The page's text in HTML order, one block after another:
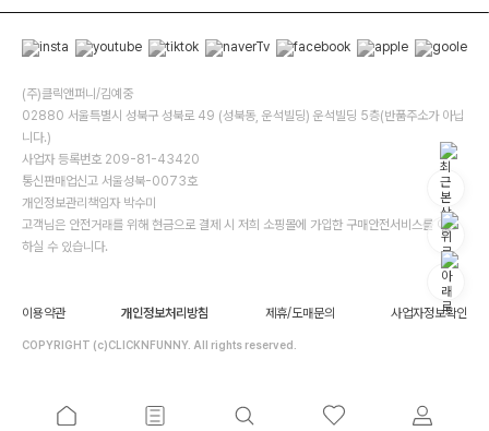
(주)클릭앤퍼니/김예중
02880 서울특별시 성북구 성북로 49 (성북동, 운석빌딩) 운석빌딩 5층(반품주소가 아닙
니다.)
사업자 등록번호 209-81-43420
통신판매업신고 서울성북-0073호
개인정보관리책임자 박수미
고객님은 안전거래를 위해 현금으로 결제 시 저희 소핑몰에 가입한 구매안전서비스를 이용
하실 수 있습니다.
이용약관 개인정보처리방침 제휴/도매문의 사업자정보확인
COPYRIGHT (c)CLICKNFUNNY. All rights reserved.